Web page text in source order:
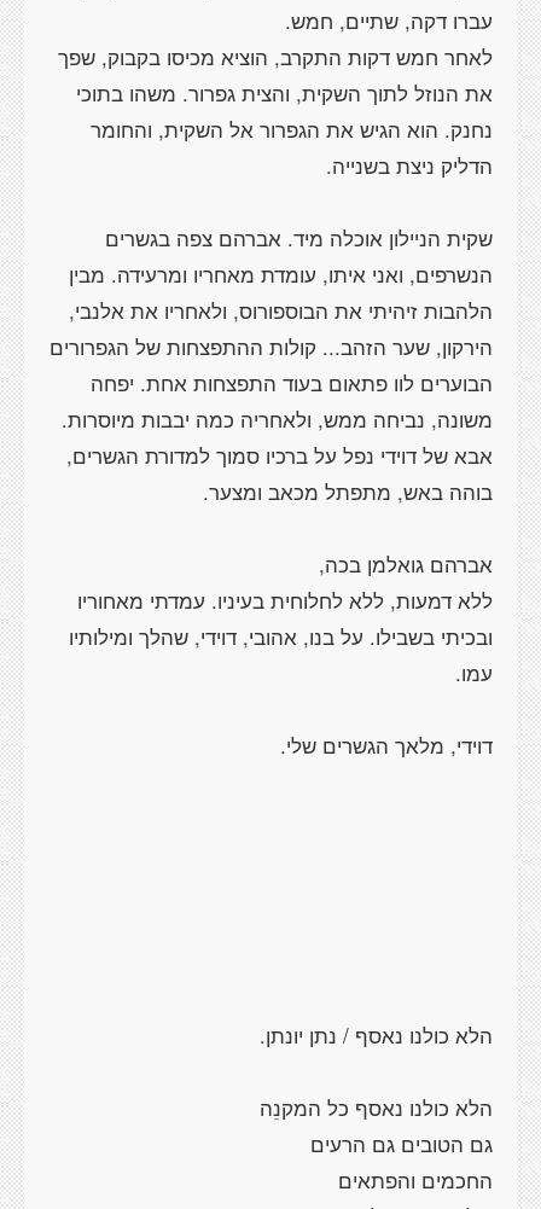
לאחר חמש דקות התקרב, הוציא מכיסו בקבוק, שפך
את הנוזל לתוך השקית, והצית גפרור. משהו בתוכי
נחנק. הוא הגיש את הגפרור אל השקית, והחומר
שקית הניילון אוכלה מיד. אברהם צפה בגשרים
הנשרפים, ואני איתו, עומדת מאחריו ומרעידה. מבין
הלהבות זיהיתי את הבוספורוס, ולאחריו את אלנבי,
הירקון, שער הזהב... קולות ההתפצחות של הגפרורים
הבוערים לוו פתאום בעוד התפצחות אחת. יפחה
משונה, נביחה ממש, ולאחריה כמה יבבות מיוסרות.
אבא של דוידי נפל על ברכיו סמוך למדורת הגשרים,
ללא דמעות, ללא לחלוחית בעיניו. עמדתי מאחוריו
ובכיתי בשבילו. על בנו, אהובי, דוידי, שהלך ומילותיו